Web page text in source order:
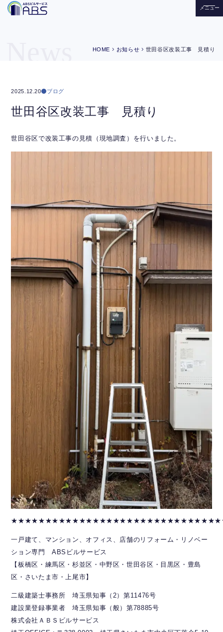
メニュー
HOME chevron_right お知らせ chevron_right世田谷区改装工事 見積り
2025.12.20 ブログ
世田谷区改装工事 見積り
世田谷区で改装工事の見積（現地調査）を行いました。
一戸建て、マンション、オフィス、店舗のリフォーム・リノベー
ション専門 ABSビルサービス
【板橋区・練馬区・杉並区・中野区・世田谷区・目黒区・豊島
区・さいたま市・上尾市】
二級建築士事務所 埼玉県知事（2）第11476号
建設業登録事業者 埼玉県知事（般）第78885号
株式会社ＡＢＳビルサービス